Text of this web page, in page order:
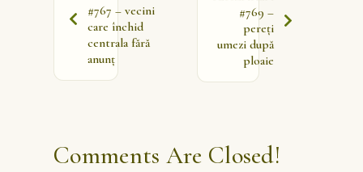
#767 – vecini
care închid
centrala fără
anunț
#769 –
pereți
umezi după
ploaie
Comments Are Closed!